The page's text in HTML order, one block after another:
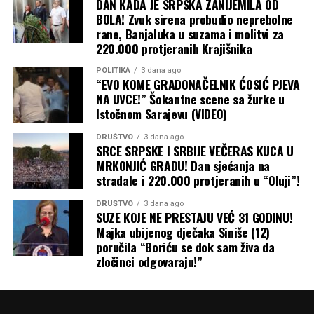
saopšteno je iz TI BiH.
CIK je, navodi se u saopštenju, odbio postupati i po
dijelu prijave koji se odnosio na zabranu obećavanja
novčanih nagrada ili druge materijalne koristi.
-Komisija navodi da iz izjava nije bilo moguće jasno
utvrditi da se radi o konkretnim obećanjima radi
pridobijanja podrške, zbog čega prijavu nije proslijedila
ni nadležnoj opštinskoj izbornoj komisiji. Tako izjave o
glasovima, povećanjima penzija i „premijerovoj kesi“ nisu
bile dovoljne ni da prijava bude razmatrana pred
članovima CIK – saopštili su iz TI BiH.
srpskainfo.com
DAN KADA JE SRPSKA ZANIJEMILA OD
BOLA! Zvuk sirena probudio neprebolne
rane, Banjaluka u suzama i molitvi za
220.000 protjeranih Krajišnika
POLITIKA 3 dana ago
“EVO KOME GRADONAČELNIK ĆOSIĆ PJEVA
NA UVCE!” Šokantne scene sa žurke u
Istočnom Sarajevu (VIDEO)
DRUŠTVO 3 dana ago
SRCE SRPSKE I SRBIJE VEČERAS KUCA U
MRKONJIĆ GRADU! Dan sjećanja na
stradale i 220.000 protjeranih u “Oluji”!
DRUŠTVO 3 dana ago
SUZE KOJE NE PRESTAJU VEĆ 31 GODINU!
Majka ubijenog dječaka Siniše (12)
poručila “Boriću se dok sam živa da
zločinci odgovaraju!”